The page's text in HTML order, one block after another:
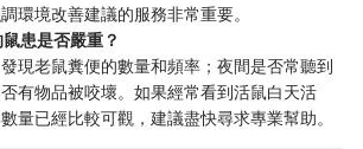
環境改善建議的服務非常重要。
患是否嚴重？
現老鼠糞便的數量和頻率；夜間是否常聽到
有物品被咬壞。如果經常看到活鼠白天活
量已經比較可觀，建議盡快尋求專業幫助。